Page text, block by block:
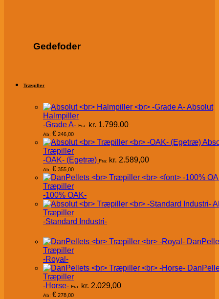
Gedefoder
Træpiller
Absolut
Halmpiller
-Grade A- Fra: kr. 1.799,00
Ab: € 246,00
Træpiller
-OAK- (Egetræ) Fra: kr. 2.589,00
Ab: € 355,00
Træpiller
-100% OAK-
Træpiller
-Standard Industri-
Træpiller
-Royal-
Træpiller
-Horse- Fra: kr. 2.029,00
Ab: € 278,00